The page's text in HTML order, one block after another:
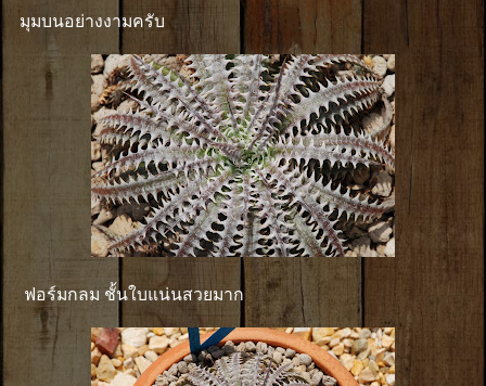
มุมบนอย่างงามครับ
ฟอร์มกลม ชั้นใบแน่นสวยมาก